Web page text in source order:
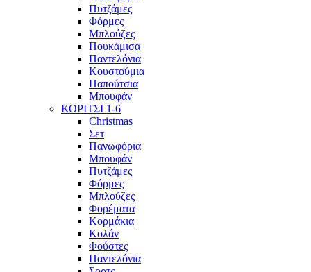
Πυτζάμες
Φόρμες
Μπλούζες
Πουκάμισα
Παντελόνια
Κουστούμια
Παπούτσια
Μπουφάν
ΚΟΡΙΤΣΙ 1-6
Christmas
Σετ
Πανωφόρια
Μπουφάν
Πυτζάμες
Φόρμες
Μπλούζες
Φορέματα
Κορμάκια
Κολάν
Φούστες
Παντελόνια